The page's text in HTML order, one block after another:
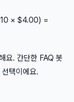
× $4.00) =
요. 간단한 FAQ 봇
택이에요.